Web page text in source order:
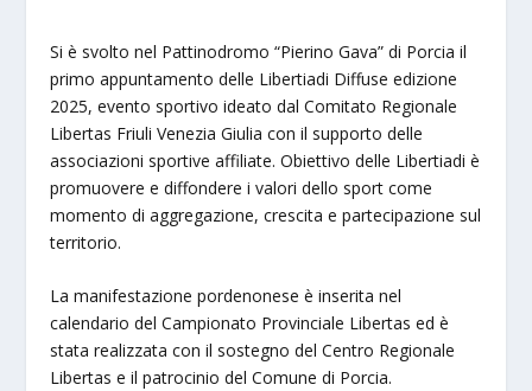
Si è svolto nel Pattinodromo “Pierino Gava” di Porcia il
primo appuntamento delle Libertiadi Diffuse edizione
2025, evento sportivo ideato dal Comitato Regionale
Libertas Friuli Venezia Giulia con il supporto delle
associazioni sportive affiliate. Obiettivo delle Libertiadi è
promuovere e diffondere i valori dello sport come
momento di aggregazione, crescita e partecipazione sul
territorio.
La manifestazione pordenonese è inserita nel
calendario del Campionato Provinciale Libertas ed è
stata realizzata con il sostegno del Centro Regionale
Libertas e il patrocinio del Comune di Porcia.